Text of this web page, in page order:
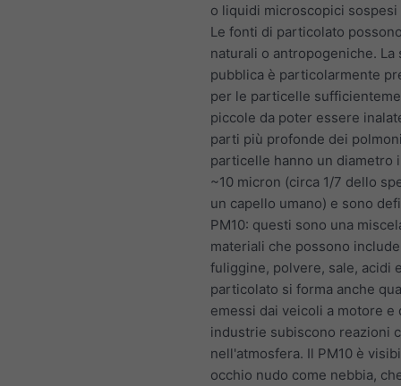
o liquidi microscopici sospesi
Le fonti di particolato
naturali o antropogeniche. La
pubblica è particolarmente
per le particelle
piccole da poter essere
parti più profonde dei
particelle hanno un diametro
~10 micron (circa 1/7 dello
un capello umano) e sono
PM10: questi sono una
materiali che possono
fuliggine, polvere, sale, acidi
particolato si forma anche
emessi dai veicoli a motore e
industrie subiscono reazioni
nell'atmosfera. Il PM10 è
occhio nudo come nebbia,